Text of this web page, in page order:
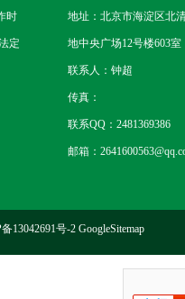
时
定
地址：北京市海淀区北
地中央广场12号楼603室
联系人：钟超
传真：
联系QQ：2481369386
邮箱：
13042691号-2 GoogleSitemap